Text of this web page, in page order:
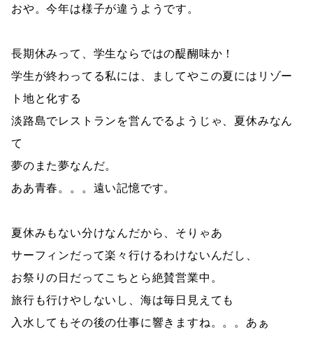
おや。今年は様子が違うようです。
長期休みって、学生ならではの醍醐味か！
学生が終わってる私には、ましてやこの夏にはリゾー
ト地と化する
淡路島でレストランを営んでるようじゃ、夏休みなん
て
夢のまた夢なんだ。
ああ青春。。。遠い記憶です。
夏休みもない分けなんだから、そりゃあ
サーフィンだって楽々行けるわけないんだし、
お祭りの日だってこちとら絶賛営業中。
旅行も行けやしないし、海は毎日見えても
入水してもその後の仕事に響きますね。。。あぁ